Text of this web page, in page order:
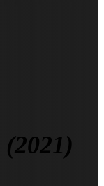
(2021)